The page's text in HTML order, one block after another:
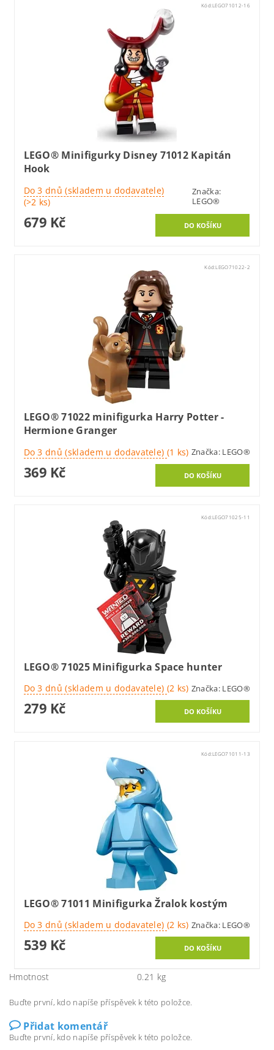
Kód:LEGO71012-16
LEGO® Minifigurky Disney 71012 Kapitán
Hook
Do 3 dnů (skladem u dodavatele)
(>2 ks)
Značka:
LEGO®
679 Kč
Kód:LEGO71022-2
LEGO® 71022 minifigurka Harry Potter -
Hermione Granger
Do 3 dnů (skladem u dodavatele) (1 ks) Značka: LEGO®
369 Kč
Kód:LEGO71025-11
LEGO® 71025 Minifigurka Space hunter
Do 3 dnů (skladem u dodavatele) (2 ks) Značka: LEGO®
279 Kč
Kód:LEGO71011-13
LEGO® 71011 Minifigurka Žralok kostým
Do 3 dnů (skladem u dodavatele) (2 ks) Značka: LEGO®
539 Kč
Hmotnost 0.21 kg
Buďte první, kdo napíše příspěvek k této položce.
Přidat komentář
Buďte první, kdo napíše příspěvek k této položce.